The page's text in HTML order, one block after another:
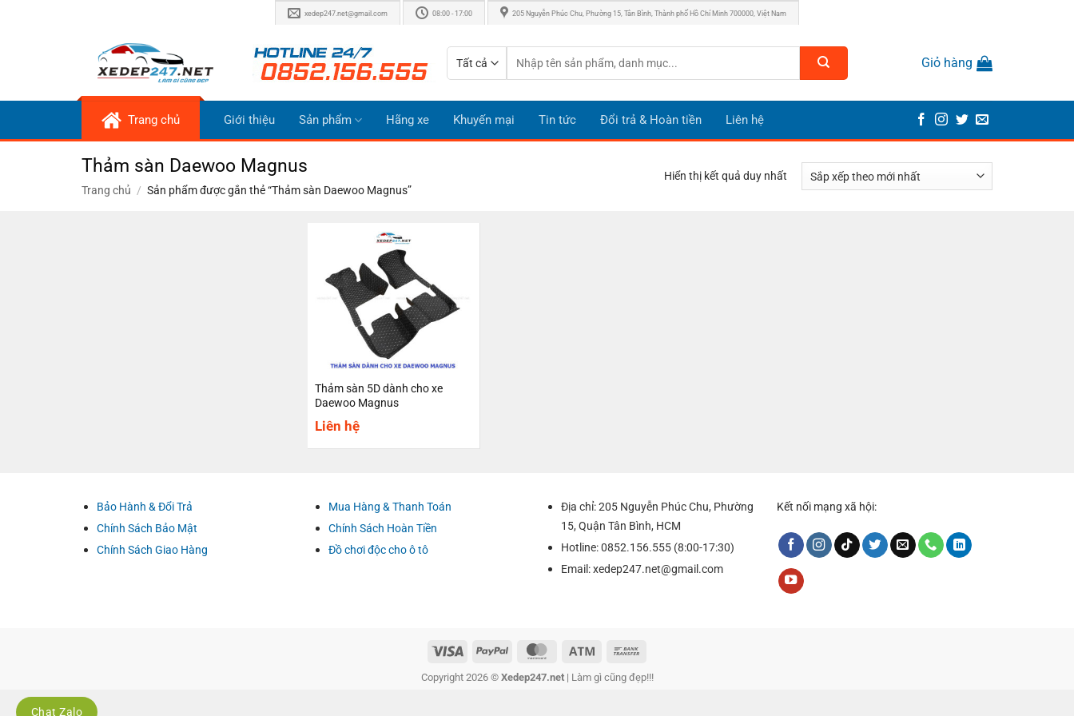
xedep247.net@gmail.com 08:00 - 17:00 205 Nguyễn Phúc Chu, Phường 15, Tân Bình, Thành phố Hồ Chí Minh 700000, Việt Nam
kiếm:
Giỏ hàng
Trang chủ Giới thiệu Sản phẩm Hãng xe Khuyến mại Tin tức Đổi trả & Hoàn tiền Liên hệ
Thảm sàn Daewoo Magnus
Trang chủ / Sản phẩm được gắn thẻ “Thảm sàn Daewoo Magnus”
Hiển thị kết quả duy nhất
Thảm sàn 5D dành cho xe
Daewoo Magnus
Liên hệ
Bảo Hành & Đổi Trả
Chính Sách Bảo Mật
Chính Sách Giao Hàng
Mua Hàng & Thanh Toán
Chính Sách Hoàn Tiền
Đồ chơi độc cho ô tô
Địa chỉ: 205 Nguyễn Phúc Chu, Phường
15, Quận Tân Bình, HCM
Hotline: 0852.156.555 (8:00-17:30)
Email:xedep247.net@gmail.com
Kết nối mạng xã hội:
Copyright 2026 © Xedep247.net| Làm gì cũng đẹp!!!
Chat Zalo